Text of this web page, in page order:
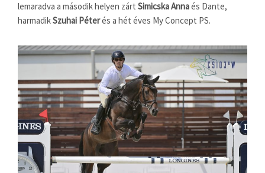
lemaradva a második helyen zárt Simicska Annaés Dante,
harmadikSzuhai Péterés a hét éves My Concept PS.